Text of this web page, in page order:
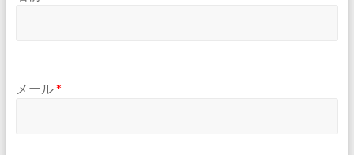
メール*